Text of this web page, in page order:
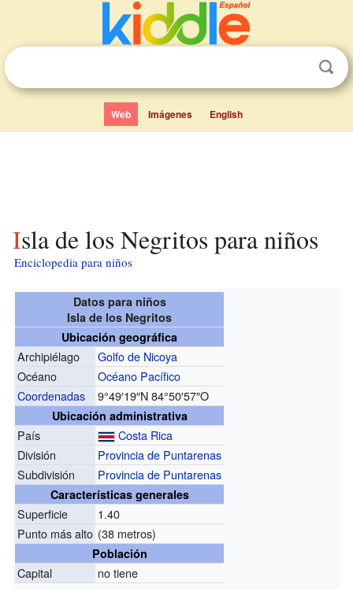
Web Imágenes English
Isla de los Negritos para niños
Enciclopedia para niños
Datos para niños
Isla de los Negritos
Ubicación geográfica
Archipiélago
Golfo de Nicoya
Océano
Océano Pacífico
Coordenadas
9°49′19″N84°50′57″O
Ubicación administrativa
País
Costa Rica
División
Provincia de Puntarenas
Subdivisión
Provincia de Puntarenas
Características generales
Superficie
1.40
Punto más alto (38 metros)
Población
Capital no tiene